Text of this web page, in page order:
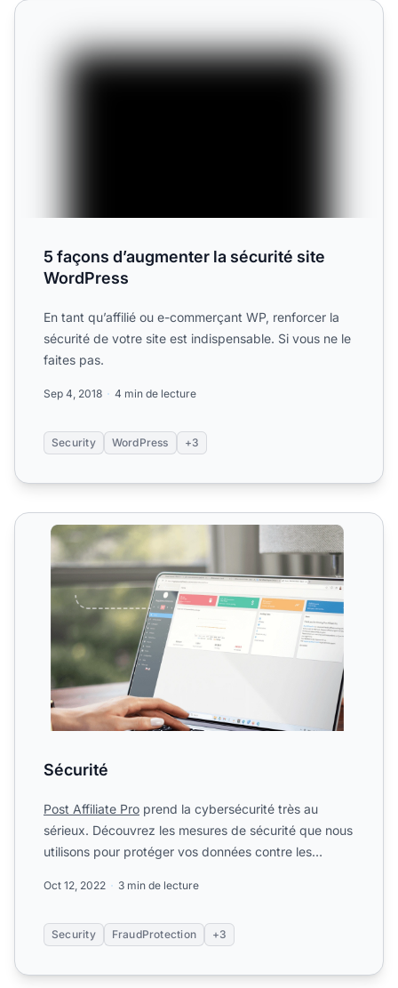
5 façons d’augmenter la sécurité site WordPress
5 façons d’augmenter la sécurité site
WordPress
En tant qu’affilié ou e-commerçant WP, renforcer la
sécurité de votre site est indispensable. Si vous ne le
faites pas.
Sep 4, 2018 4 min de lecture
Security WordPress +3
Sécurité
Sécurité
Post Affiliate Pro prend la cybersécurité très au
sérieux. Découvrez les mesures de sécurité que nous
utilisons pour protéger vos données contre les
Oct 12, 2022 3 min de lecture
Security FraudProtection +3